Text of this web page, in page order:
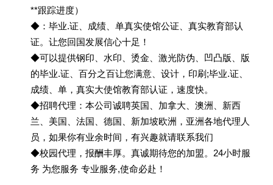
**跟踪进度）
◆：毕业.证、成绩、单真实使馆公证、真实教育部认
证。让您回国发展信心十足！
◆可以提供钢印、水印、烫金、激光防伪、凹凸版、版
的毕业.证、百分之百让您满意、设计，印刷;毕业.证、
成绩、单，真实大使馆教育部认证，速度快。
◆招聘代理：本公司诚聘英国、加拿大、澳洲、新西
兰、美国、法国、德国、新加坡欧洲，亚洲各地代理人
员，如果你有业余时间，有兴趣就请联系我们
◆校园代理，报酬丰厚。真诚期待您的加盟。24小时服
务 为您服务 专业服务,使命必赴！